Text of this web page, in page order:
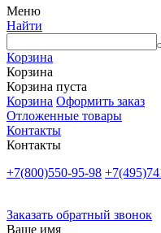
Меню
Найти
Корзина
Корзина
Корзина пуста
Корзина Оформить заказ
Отложенные товары
Контакты
Контакты
+7(800)550-95-98
Заказать обратный звонок
Ваше имя